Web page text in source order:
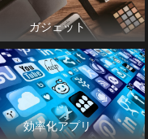
ガジェット
効率化アプリ